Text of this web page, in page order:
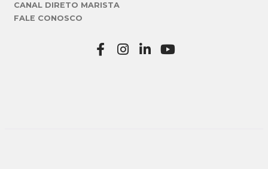
CANAL DIRETO MARISTA
FALE CONOSCO